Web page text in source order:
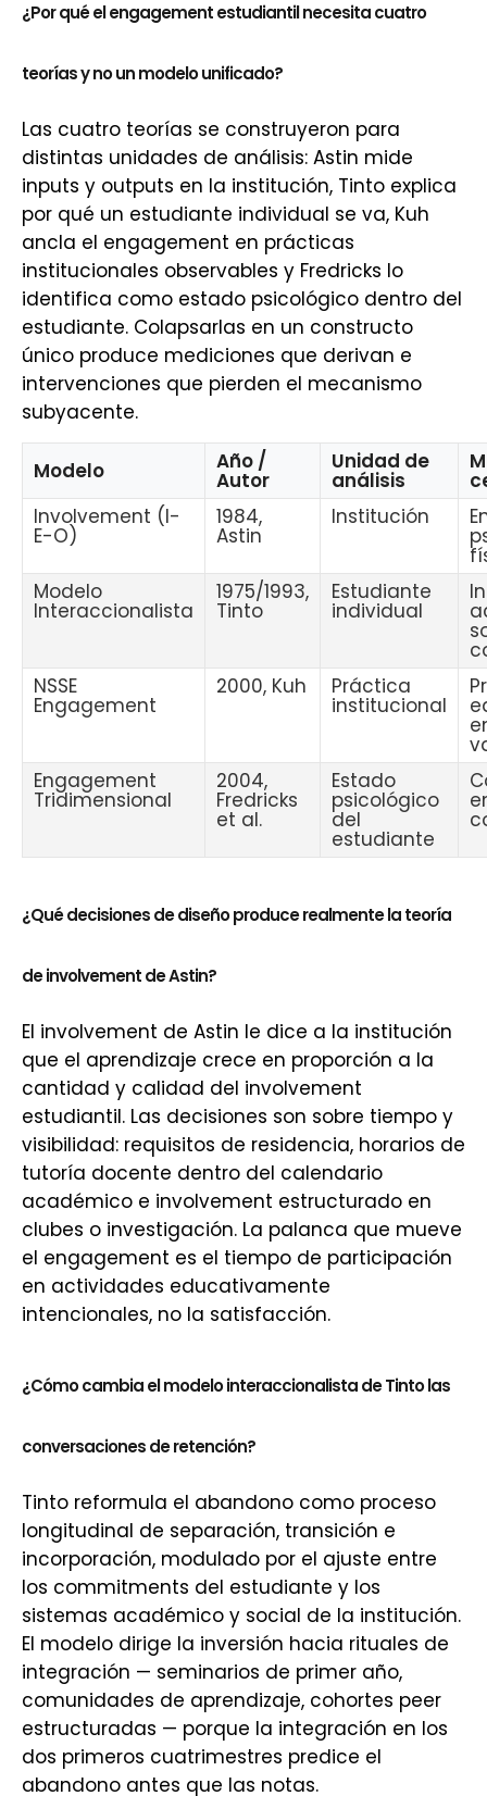
¿Por qué el engagement estudiantil necesita cuatro
teorías y no un modelo unificado?
Las cuatro teorías se construyeron para
distintas unidades de análisis: Astin mide
inputs y outputs en la institución, Tinto explica
por qué un estudiante individual se va, Kuh
ancla el engagement en prácticas
institucionales observables y Fredricks lo
identifica como estado psicológico dentro del
estudiante. Colapsarlas en un constructo
único produce mediciones que derivan e
intervenciones que pierden el mecanismo
subyacente.
Modelo Año /
Autor
Unidad de
análisis
Involvement (I-
E-O)
1984,
Astin
Institución
Modelo
Interaccionalista
1975/1993,
Tinto
Estudiante
individual
NSSE
Engagement
2000, Kuh Práctica
institucional
Engagement
Tridimensional
2004,
Fredricks
et al.
Estado
psicológico
del
estudiante
¿Qué decisiones de diseño produce realmente la teoría
de involvement de Astin?
El involvement de Astin le dice a la institución
que el aprendizaje crece en proporción a la
cantidad y calidad del involvement
estudiantil. Las decisiones son sobre tiempo y
visibilidad: requisitos de residencia, horarios de
tutoría docente dentro del calendario
académico e involvement estructurado en
clubes o investigación. La palanca que mueve
el engagement es el tiempo de participación
en actividades educativamente
intencionales, no la satisfacción.
¿Cómo cambia el modelo interaccionalista de Tinto las
conversaciones de retención?
Tinto reformula el abandono como proceso
longitudinal de separación, transición e
incorporación, modulado por el ajuste entre
los commitments del estudiante y los
sistemas académico y social de la institución.
El modelo dirige la inversión hacia rituales de
integración — seminarios de primer año,
comunidades de aprendizaje, cohortes peer
estructuradas — porque la integración en los
dos primeros cuatrimestres predice el
abandono antes que las notas.